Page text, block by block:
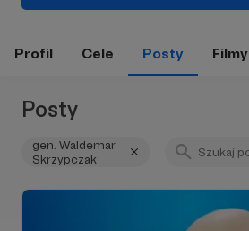
Profil Cele Posty Filmy
Posty
gen. Waldemar
Skrzypczak